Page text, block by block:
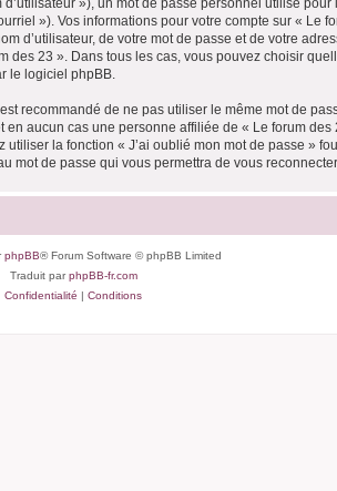
»). Vos informations pour votre compte sur « Le
d’utilisateur, de votre mot de passe et de votre
23 ». Dans tous les cas, vous pouvez choisir
le logiciel phpBB.
recommandé de ne pas utiliser le même mot de
aucun cas une personne affiliée de « Le forum
la fonction « J’ai oublié mon mot de passe »
mot de passe qui vous permettra de vous reconnecter.
phpBB® Forum Software © phpBB Limited
Traduit parphpBB-fr.com
Confidentialité | Conditions